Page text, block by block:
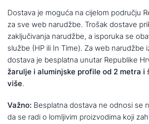
Dostava je moguća na cijelom području
za sve web narudžbe. Trošak dostave
zaključivanja narudžbe, a isporuka se
službe (HP ili In Time). Za web narudžbe
dostava je besplatna unutar Republike
žarulje i aluminjske profile od 2 metra i
više.
Važno: Besplatna dostava ne odnosi se
da se radi o lomljivim proizvodima koji